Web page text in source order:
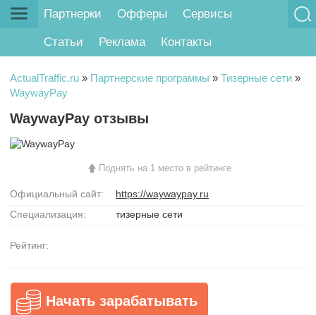
Партнерки Офферы Сервисы
Статьи Реклама Контакты
ActualTraffic.ru » Партнерские программы » Тизерные сети »
WaywayPay
WaywayPay отзывы
Поднять на 1 место в рейтинге
Официальный сайт:
https://waywaypay.ru
Специализация:
тизерные сети
Рейтинг:
Начать зарабатывать